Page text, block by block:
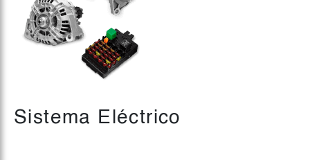
Sistema Eléctrico